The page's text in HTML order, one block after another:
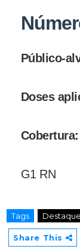
Público-
Doses
Cobertura:
G1 RN
Tags
Share This